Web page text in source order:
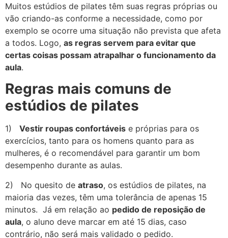
Muitos estúdios de pilates têm suas regras próprias ou
vão criando-as conforme a necessidade, como por
exemplo se ocorre uma situação não prevista que afeta
a todos. Logo, as regras servem para evitar que
certas coisas possam atrapalhar o funcionamento da
aula.
Regras mais comuns de
estúdios de pilates
1) Vestir roupas confortáveis e próprias para os
exercícios, tanto para os homens quanto para as
mulheres, é o recomendável para garantir um bom
desempenho durante as aulas.
2)
No quesito de atraso, os estúdios de pilates, na
maioria das vezes, têm uma tolerância de apenas 15
minutos. Já em relação ao pedido de reposição de
aula, o aluno deve marcar em até 15 dias, caso
contrário, não será mais validado o pedido.